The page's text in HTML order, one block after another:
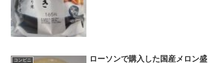
コンビニ
ローソンで購入した国産メロン盛